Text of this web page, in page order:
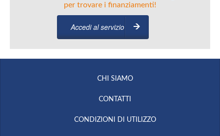
per trovare i finanziamenti!
Accedi al servizio
CHI SIAMO
CONTATTI
CONDIZIONI DI UTILIZZO